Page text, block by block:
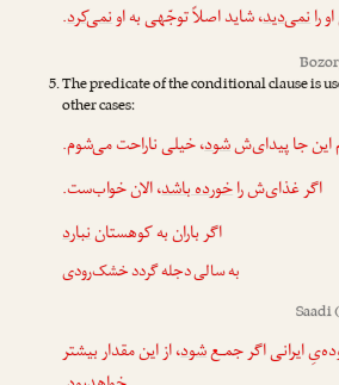
رانمی‌دید، شاید اصلاً توجّهی به اونمی‌کرد.
The predicate of the conditional clause is
other cases:
این جا پیدای‌ششود، خیلی ناراحت می‌شوم.
اگر غذای‌ش راخورده باشد، الان خواب‌ست.
اگر باران به کوهستاننبارد
به سالی دجله گردد خشک‌رودی
Saadi
ایرانی اگر جمـعشود، از این مقدار بیشتر